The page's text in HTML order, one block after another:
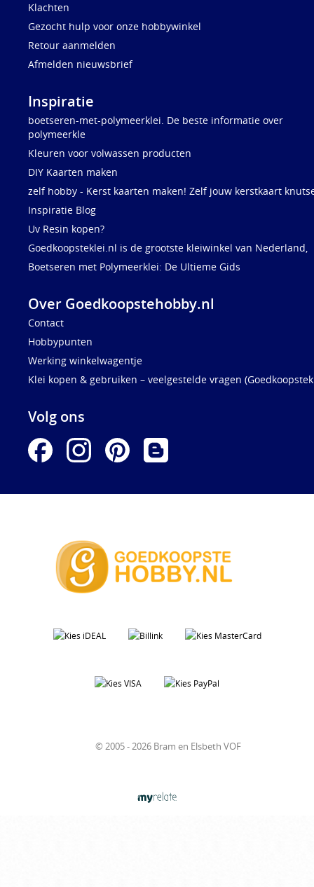
Klachten
Gezocht hulp voor onze hobbywinkel
Retour aanmelden
Afmelden nieuwsbrief
Inspiratie
boetseren-met-polymeerklei. De beste informatie over
polymeerkle
Kleuren voor volwassen producten
DIY Kaarten maken
zelf hobby - Kerst kaarten maken! Zelf jouw kerstkaart
Inspiratie Blog
Uv Resin kopen?
Goedkoopsteklei.nl is de grootste kleiwinkel van Nederland,
Boetseren met Polymeerklei: De Ultieme Gids
Over Goedkoopstehobby.nl
Contact
Hobbypunten
Werking winkelwagentje
Klei kopen & gebruiken – veelgestelde vragen
Volg ons
© 2005 - 2026 Bram en Elsbeth VOF